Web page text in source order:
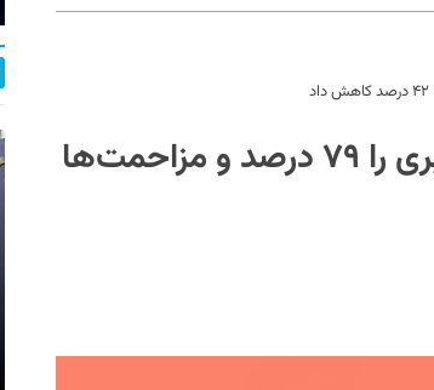
تیم «سلامت چت دیوار» سرقت حساب کاربری را ۷۹ درصد و مزاحمت‌ها